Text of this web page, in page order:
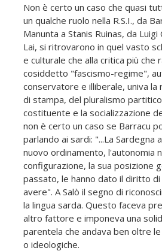
Non è certo un caso che quasi
un qualche ruolo nella R.S.I., da
Manunta a Stanis Ruinas, da Luigi
Lai, si ritrovarono in quel vasto
e culturale che alla critica più che
cosiddetto "fascismo-regime",
conservatore e illiberale, univa la
di stampa, del pluralismo
costituente e la socializzazione
non è certo un caso se Barracu
parlando ai sardi: "...La Sardegna
nuovo ordinamento, l'autonomia
configurazione, la sua posizione
passato, le hanno dato il diritto
avere". A Salò il segno di
la lingua sarda. Questo faceva
altro fattore e imponeva una
parentela che andava ben oltre
o ideologiche.